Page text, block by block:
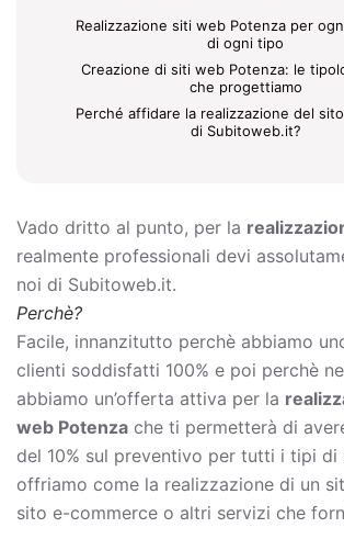
Realizzazione siti web Potenza per
di ogni tipo
Creazione di siti web Potenza: le
che progettiamo
Perché affidare la realizzazione del
di Subitoweb.it?
Vado dritto al punto, per la
realmente professionali devi
noi di Subitoweb.it.
Perchè?
Facile, innanzitutto perchè abbiamo
clienti soddisfatti 100% e poi perchè
abbiamo un’offerta attiva per la
web Potenza che ti permetterà di
del 10% sul preventivo per tutti i tipi di
offriamo come la realizzazione di un
sito e-commerce o altri servizi che